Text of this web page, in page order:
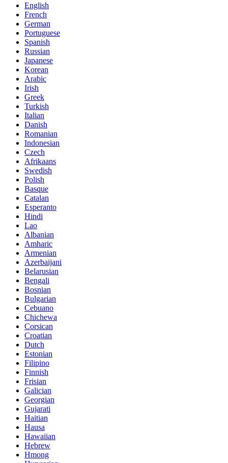
English
French
German
Portuguese
Spanish
Russian
Japanese
Korean
Arabic
Irish
Greek
Turkish
Italian
Danish
Romanian
Indonesian
Czech
Afrikaans
Swedish
Polish
Basque
Catalan
Esperanto
Hindi
Lao
Albanian
Amharic
Armenian
Azerbaijani
Belarusian
Bengali
Bosnian
Bulgarian
Cebuano
Chichewa
Corsican
Croatian
Dutch
Estonian
Filipino
Finnish
Frisian
Galician
Georgian
Gujarati
Haitian
Hausa
Hawaiian
Hebrew
Hmong